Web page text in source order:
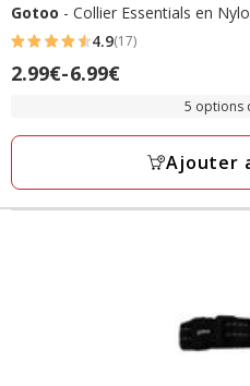
Gotoo - Collier Essentials en
4.9
étoiles
17
4.9(17)
Prix
à
6.99€
2.99€-6.99€
5 options
Ajouter